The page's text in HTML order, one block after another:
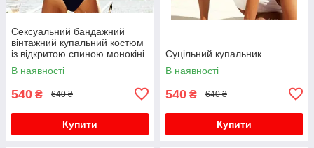
Сексуальний бандажний
вінтажний купальний костюм
із відкритою спиною монокіні
боді пляжний одяг плавання
В наявності
540 ₴ 640 ₴
Купити
Суцільний купальник
В наявності
540 ₴ 640 ₴
Купити